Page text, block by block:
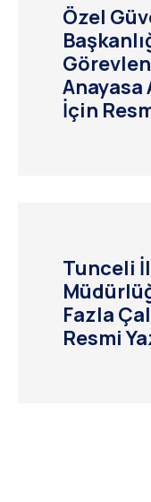
Özel
Anayasa
İçin
Tunceli
Fazla
Resmi